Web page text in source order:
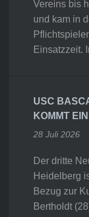
Vereins bis
und kam in
Einsatzzeit.
USC
KOMMT
28 Juli 2026
Der dritte
Heidelberg
Bezug zur
Bertholdt